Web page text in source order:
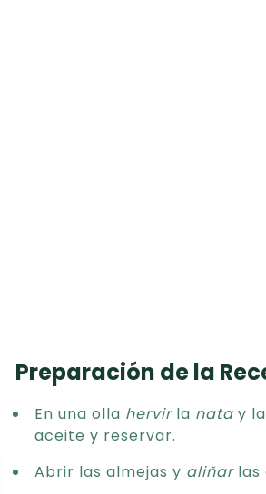
Preparación de la
En una olla hervirla nata y
aceite y reservar.
Abrir las almejas y aliñarlas